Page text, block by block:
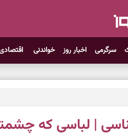
سرگرمی اخبار روز خواندنی
| لباسی که